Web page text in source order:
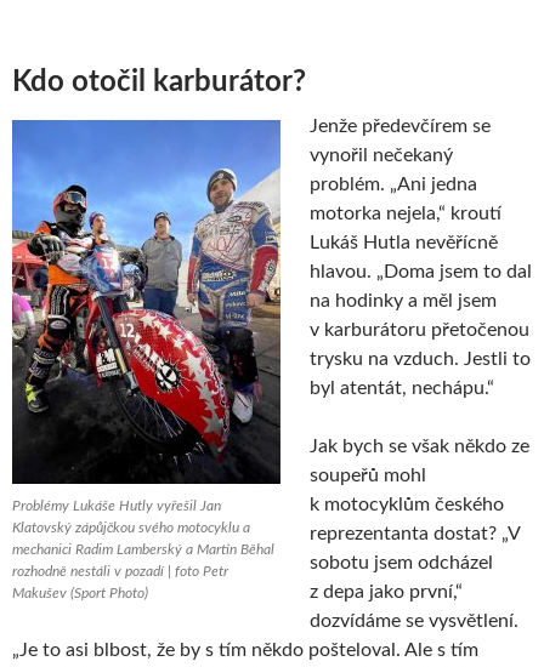
Kdo otočil karburátor?
Problémy Lukáše Hutly vyřešil Jan
Klatovský zápůjčkou svého motocyklu a
mechanici Radim Lamberský a Martin Běhal
rozhodně nestáli v pozadí | foto Petr
Makušev (Sport Photo)
Jenže předevčírem se
vynořil nečekaný
problém. „Ani jedna
motorka nejela,“ kroutí
Lukáš Hutla nevěřícně
hlavou. „Doma jsem to dal
na hodinky a měl jsem
v karburátoru přetočenou
trysku na vzduch. Jestli to
byl atentát, nechápu.“
Jak bych se však někdo ze
soupeřů mohl
k motocyklům českého
reprezentanta dostat? „V
sobotu jsem odcházel
z depa jako první,“
dozvídáme se vysvětlení.
„Je to asi blbost, že by s tím někdo pošteloval. Ale s tím